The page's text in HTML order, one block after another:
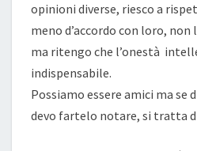
opinioni diverse, riesco a
meno d’accordo con loro,
ma ritengo che l’onestà
indispensabile.
Possiamo essere amici ma se
devo fartelo notare, si tratta